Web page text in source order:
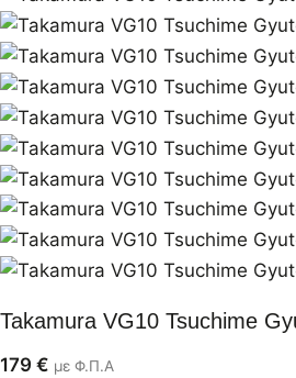
Takamura VG10 Tsuchime
179 € με Φ.Π.Α